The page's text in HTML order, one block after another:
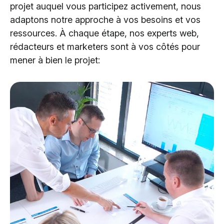
projet auquel vous participez activement, nous
adaptons notre approche à vos besoins et vos
ressources. À chaque étape, nos experts web,
rédacteurs et marketers sont à vos côtés pour
mener à bien le projet: